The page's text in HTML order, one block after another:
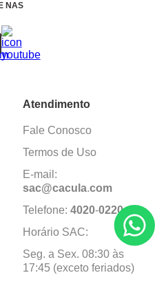
NAS
Atendimento
Fale Conosco
Termos de Uso
E-mail:
sac@cacula.com
Telefone: 4020-0220
Horário SAC:
Seg. a Sex. 08:30 às
17:45 (exceto feriados)